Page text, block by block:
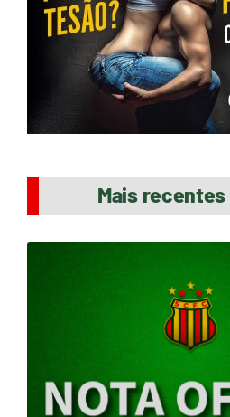
Mais recentes